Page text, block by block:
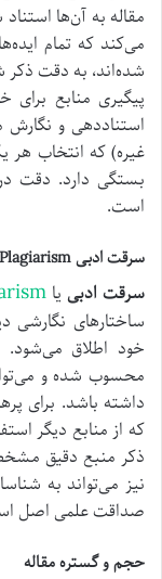
مقاله به آن‌ها
می‌کند که تمام
شده‌اند، به دقت ذکر
پیگیری منابع برای
غیره) که انتخاب هر
بستگی دارد. دقت در
است.
سرقت ادبی Plagiarism
سرقت ادبی یا
ساختارهای نگارشی
خود اطلاق
محسوب شده و
داشته باشد. برای
که از منابع دیگر
ذکر منبع دقیق
نیز می‌تواند به
صداقت علمی اصل
حجم و گستره مقاله